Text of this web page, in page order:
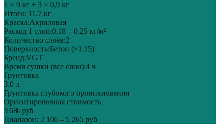
1 × 9 кг + 3 × 0,9 кг
Итого: 11.7 кг
Краска:Акриловая
Расход 1 слой:0.18 – 0.25 кг/м²
Количество слоёв:2
Поверхность:Бетон (×1.15)
Бренд:VGT
Время сушки (все слои):4 ч
Грунтовка
3.0 л
Грунтовка глубокого проникновения
Ориентировочная стоимость
3 686 руб
Диапазон: 2 106 – 5 265 руб